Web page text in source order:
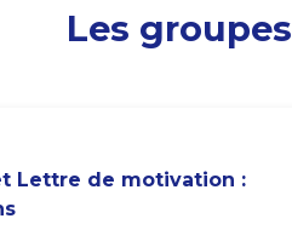
Les groupes
Lettre de motivation :